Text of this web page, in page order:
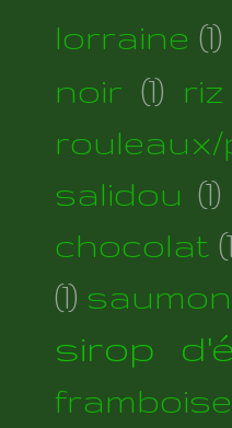
lorraine (1)
noir (1)
salidou (1)
chocolat
(1) saumon
sirop